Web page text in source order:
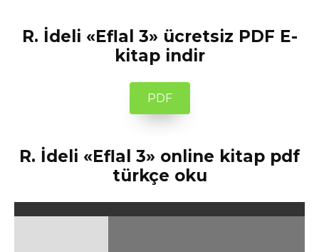
R. İdeli «Eflal 3» ücretsiz PDF E-
kitap indir
PDF
R. İdeli «Eflal 3» online kitap pdf
türkçe oku